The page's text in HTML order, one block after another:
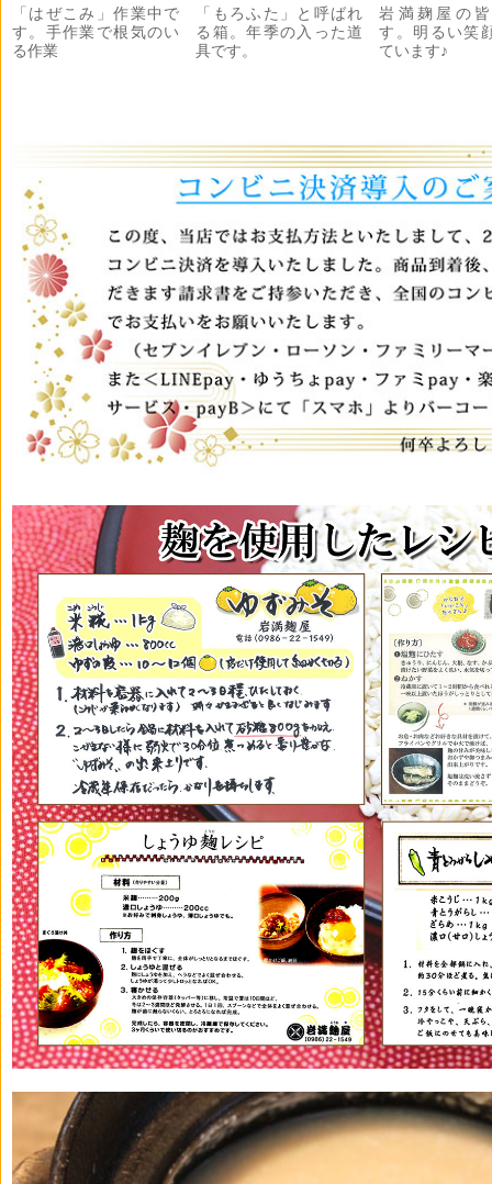
「はぜこみ」作業中で
す。手作業で根気のい
る作業
「もろふた」と呼ばれ
る箱。年季の入った道
具です。
岩満麹屋の
す。明るい笑
ています♪